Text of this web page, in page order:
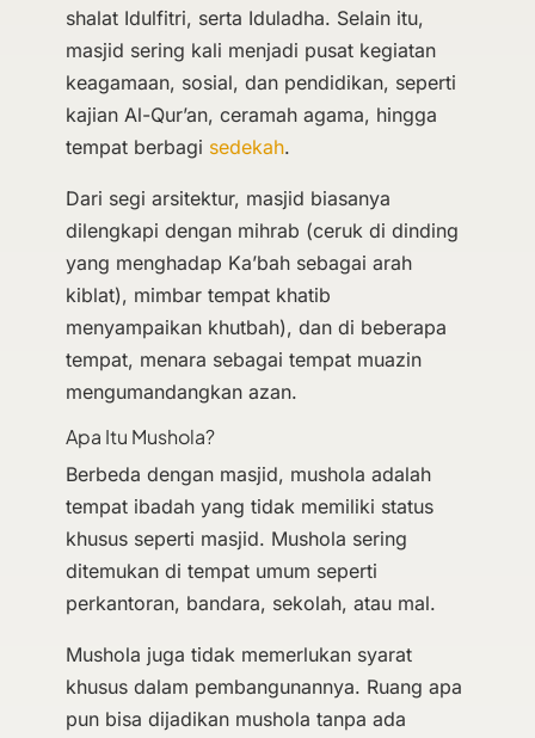
shalat Idulfitri, serta Iduladha. Selain itu,
masjid sering kali menjadi pusat kegiatan
keagamaan, sosial, dan pendidikan, seperti
kajian Al-Qur’an, ceramah agama, hingga
tempat berbagi sedekah.
Dari segi arsitektur, masjid biasanya
dilengkapi dengan mihrab (ceruk di dinding
yang menghadap Ka’bah sebagai arah
kiblat), mimbar tempat khatib
menyampaikan khutbah), dan di beberapa
tempat, menara sebagai tempat muazin
mengumandangkan azan.
Apa Itu Mushola?
Berbeda dengan masjid, mushola adalah
tempat ibadah yang tidak memiliki status
khusus seperti masjid. Mushola sering
ditemukan di tempat umum seperti
perkantoran, bandara, sekolah, atau mal.
Mushola juga tidak memerlukan syarat
khusus dalam pembangunannya. Ruang apa
pun bisa dijadikan mushola tanpa ada